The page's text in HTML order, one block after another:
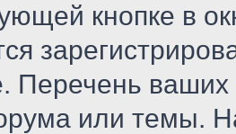
кнопке в
Перечень ваших
или темы.